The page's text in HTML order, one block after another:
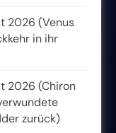
2026 (Venus
in ihr
2026 (Chiron
zurück)